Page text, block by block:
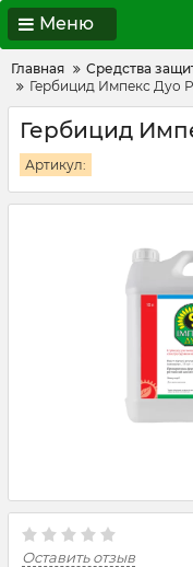
Меню
Главная Средства
Гербицид Импекс Дуо
Гербицид
Артикул:
Оставить отзыв